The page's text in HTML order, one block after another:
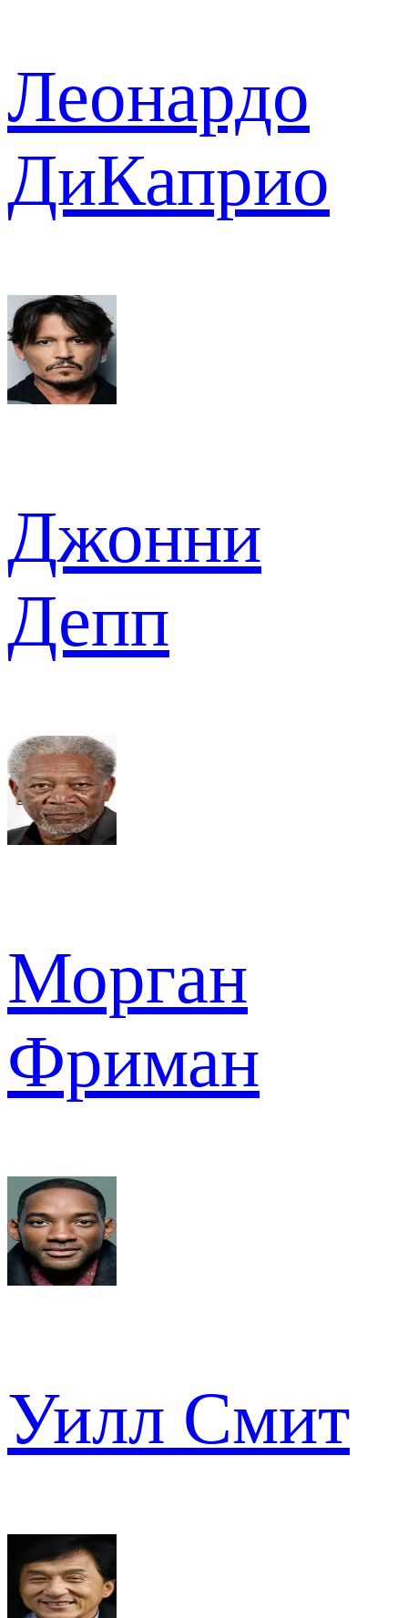
Леонардо
ДиКаприо
Джонни
Депп
Морган
Фриман
Уилл Смит